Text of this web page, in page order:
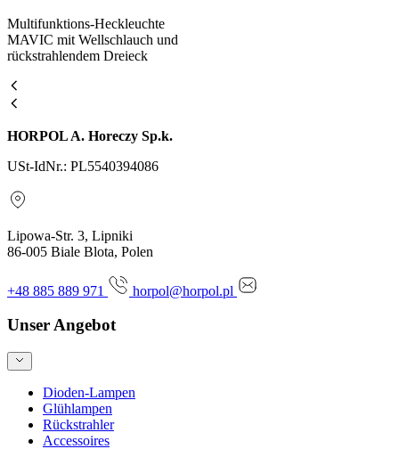
Multifunktions-Heckleuchte
MAVIC mit Wellschlauch und
rückstrahlendem Dreieck
HORPOL A. Horeczy Sp.k.
USt-IdNr.: PL5540394086
Lipowa-Str. 3, Lipniki
86-005 Biale Blota, Polen
+48 885 889 971 horpol@horpol.pl
Unser Angebot
Dioden-Lampen
Glühlampen
Rückstrahler
Accessoires